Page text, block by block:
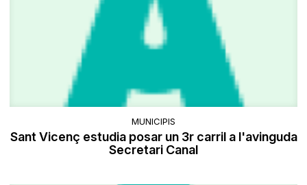
MUNICIPIS
Sant Vicenç estudia posar un 3r carril a l'avinguda
Secretari Canal